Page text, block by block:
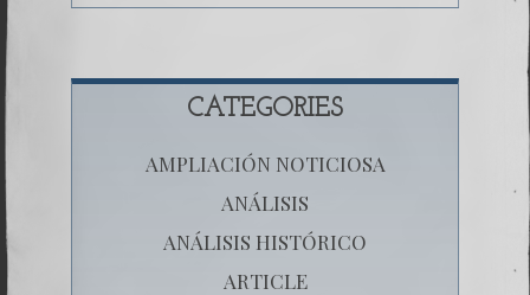
CATEGORIES
AMPLIACIÓN NOTICIOSA
ANÁLISIS
ANÁLISIS HISTÓRICO
ARTICLE